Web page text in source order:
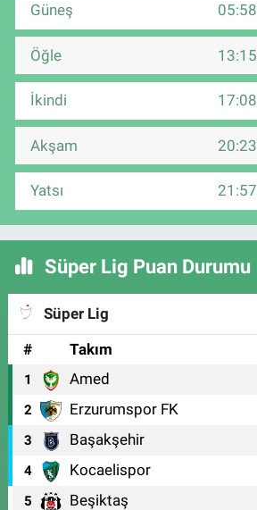
Güneş 05:58
Öğle 13:15
İkindi 17:08
Akşam 20:23
Yatsı 21:57
Süper Lig Puan Durumu
Süper Lig
#
Takım
1 Amed
2 Erzurumspor FK
3 Başakşehir
4 Kocaelispor
5 Beşiktaş